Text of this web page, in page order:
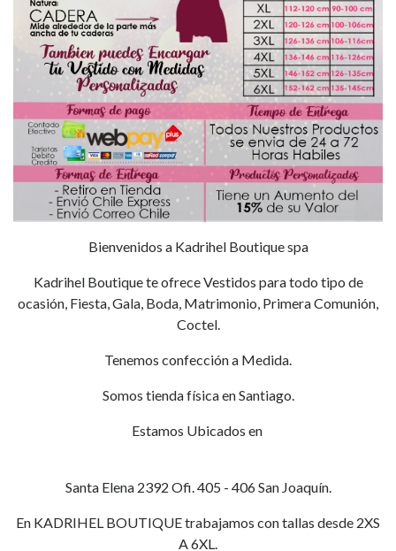
Bienvenidos a Kadrihel Boutique spa
Kadrihel Boutique te ofrece Vestidos para todo tipo de
ocasión, Fiesta, Gala, Boda, Matrimonio, Primera Comunión,
Coctel.
Tenemos confección a Medida.
Somos tienda física en Santiago.
Estamos Ubicados en
Santa Elena 2392 Ofi. 405 - 406 San Joaquín.
En KADRIHEL BOUTIQUE trabajamos con tallas desde 2XS
A 6XL.